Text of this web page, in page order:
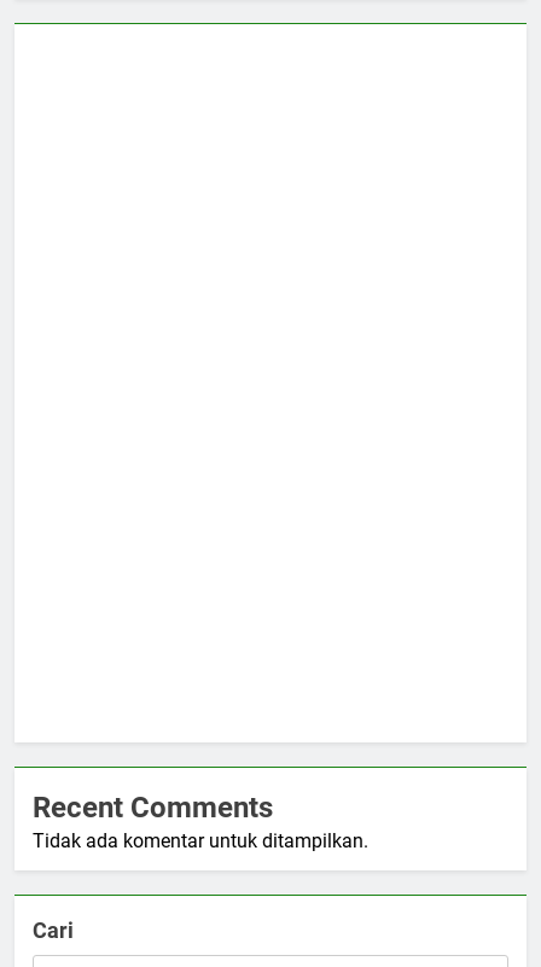
Recent Comments
Tidak ada komentar untuk ditampilkan.
Cari